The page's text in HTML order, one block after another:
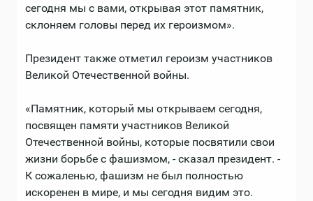
сегодня мы с вами, открывая этот памятник,
склоняем головы перед их героизмом».
Президент также отметил героизм участников
Великой Отечественной войны.
«Памятник, который мы открываем сегодня,
посвящен памяти участников Великой
Отечественной войны, которые посвятили свои
жизни борьбе с фашизмом, - сказал президент. -
К сожаленью, фашизм не был полностью
искоренен в мире, и мы сегодня видим это.